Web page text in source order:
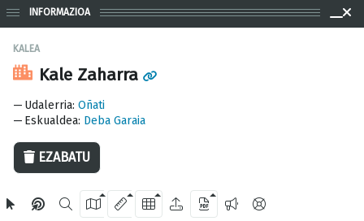
OpenStreetMap
INFORMAZIOA
KALEA
Kale Zaharra
Udalerria: Oñati
Eskualdea: Deba Garaia
EZABATU